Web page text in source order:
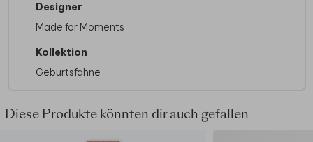
Designer
Made for Moments
Kollektion
Geburtsfahne
Diese Produkte könnten dir auch gefallen